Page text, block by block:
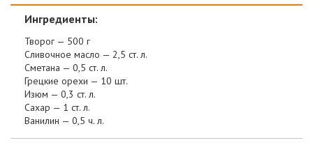
Ингредиенты:
Творог — 500 г
Сливочное масло — 2,5 ст. л.
Сметана — 0,5 ст. л.
Грецкие орехи — 10 шт.
Изюм — 0,3 ст. л.
Сахар — 1 ст. л.
Ванилин — 0,5 ч. л.